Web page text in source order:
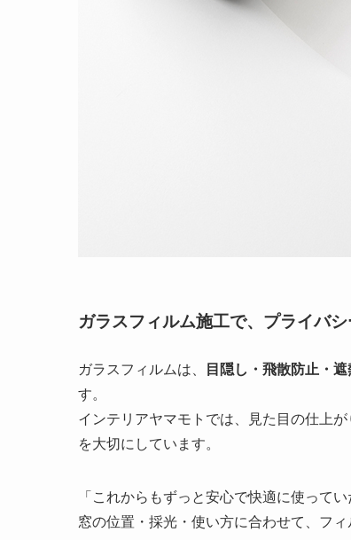
ガラスフィルム施工で、プライバ
ガラスフィルムは、 目隠し・飛散防止・
す。
インテリアヤマモトでは、見た目の仕上が
を大切にしています。
「これからもずっと安心で快適に使ってい
窓の位置・採光・使い方に合わせて、フ